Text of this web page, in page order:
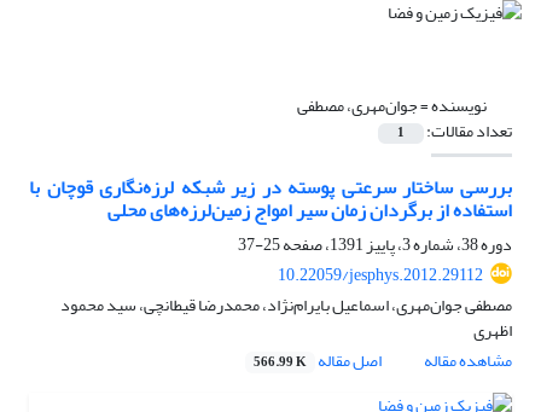
نویسنده =جوان‌مهری، مصطفی
تعداد مقالات: 1
بررسی ساختار سرعتی پوسته در زیر شبکه لرزه‌نگاری قوچان با
استفاده از برگردان زمان سیر امواج زمین‌لرزه‌‌های محلی
دوره 38، شماره 3، پاییز 1391، صفحه
25-37
10.22059/jesphys.2012.29112
مصطفی جوان‌مهری، اسماعیل بایرام‌نژاد، محمدرضا قیطانچی، سید محمود
اظهری
مشاهده مقاله
اصل مقاله 566.99 K